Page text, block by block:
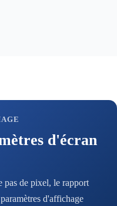
d'écran
pas de pixel, le rapport
d'affichage